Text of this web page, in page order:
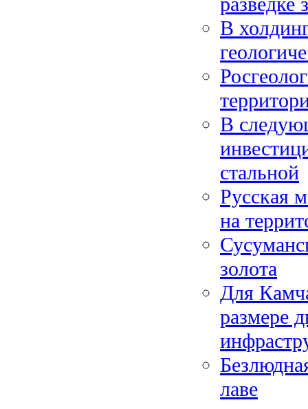
В
В
стальной
Русская
на
золота
Для
размере
лаве